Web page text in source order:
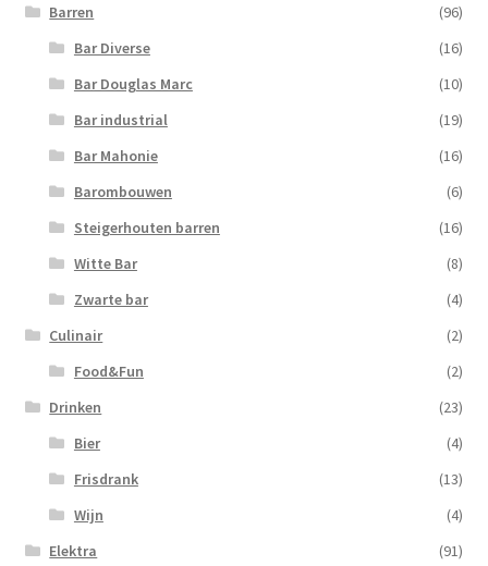
Barren
(96)
Bar Diverse
(16)
Bar Douglas Marc
(10)
Bar industrial
(19)
Bar Mahonie
(16)
Barombouwen
(6)
Steigerhouten barren
(16)
Witte Bar
(8)
Zwarte bar
(4)
Culinair
(2)
Food&Fun
(2)
Drinken
(23)
Bier
(4)
Frisdrank
(13)
Wijn
(4)
Elektra
(91)